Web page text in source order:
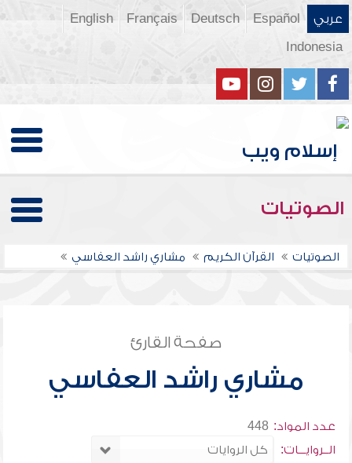
عربي Español
Deutsch
Français
English
Indonesia
الصوتيات
الصوتيات القرآن الكريم مشاري راشد العفاسي
صفحة القارئ
مشاري راشد العفاسي
عدد المواد: 448
الــروايـــات: